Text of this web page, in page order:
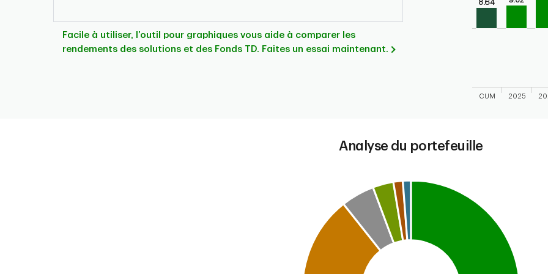
Facile à utiliser, l’outil pour graphiques vous aide à comparer les
rendements des solutions et des Fonds TD. Faites un essai maintenant.
Bar chart for
The chart has 1
8.64
CUM 2025
Analyse du portefeuille